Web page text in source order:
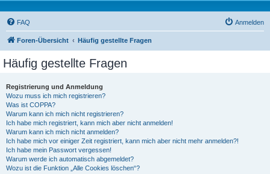
FAQ Anmelden
Foren-Übersicht Häufig gestellte Fragen
Häufig gestellte Fragen
Registrierung und Anmeldung
Wozu muss ich mich registrieren?
Was ist COPPA?
Warum kann ich mich nicht registrieren?
Ich habe mich registriert, kann mich aber nicht anmelden!
Warum kann ich mich nicht anmelden?
Ich habe mich vor einiger Zeit registriert, kann mich aber nicht mehr anmelden?!
Ich habe mein Passwort vergessen!
Warum werde ich automatisch abgemeldet?
Wozu ist die Funktion „Alle Cookies löschen“?